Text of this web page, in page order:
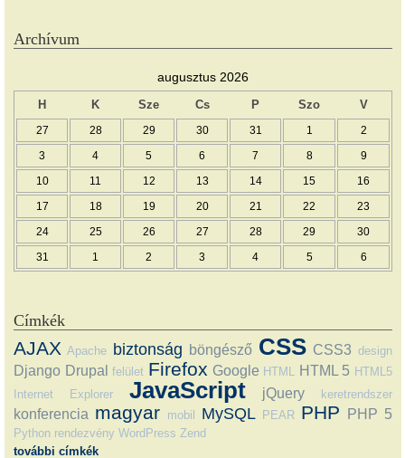
Archívum
augusztus 2026
H K Sze Cs P Szo V
27 28 29 30 31 1 2
3 4 5 6 7 8 9
10 11 12 13 14 15 16
17 18 19 20 21 22 23
24 25 26 27 28 29 30
31 1 2 3 4 5 6
Címkék
AJAX Apache biztonság böngésző CSS CSS3 design
Django Drupal felület Firefox Google HTML HTML 5 HTML5
Internet Explorer
JavaScript jQuery keretrendszer
konferencia magyar mobil MySQL PEAR PHP PHP 5
Python rendezvény WordPress Zend
további címkék